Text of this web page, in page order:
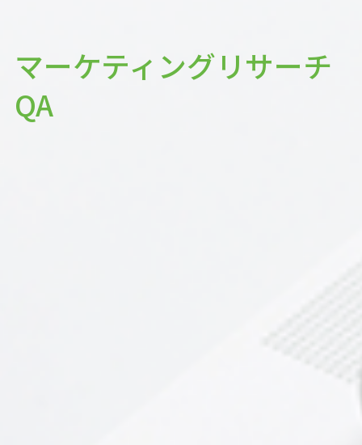
マーケティングリサーチ
QA